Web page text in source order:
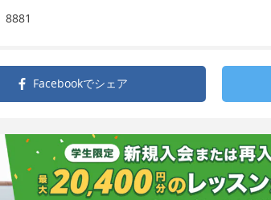
8881
Facebookでシェア